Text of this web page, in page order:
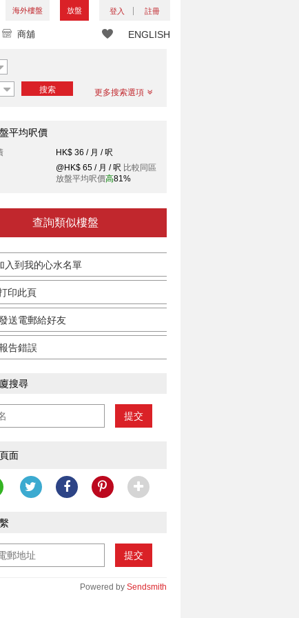
海外樓盤 放盤 登入 註冊
ENGLISH
商舖
搜索 更多搜索選項
平均呎價
HK$ 36 / 月 / 呎
@HK$ 65 / 月 / 呎 比較同區
放盤平均呎價高81%
查詢類似樓盤
入到我的心水名單
印此頁
送電郵給好友
告錯誤
搜尋
提交
面
提交
Powered by Sendsmith